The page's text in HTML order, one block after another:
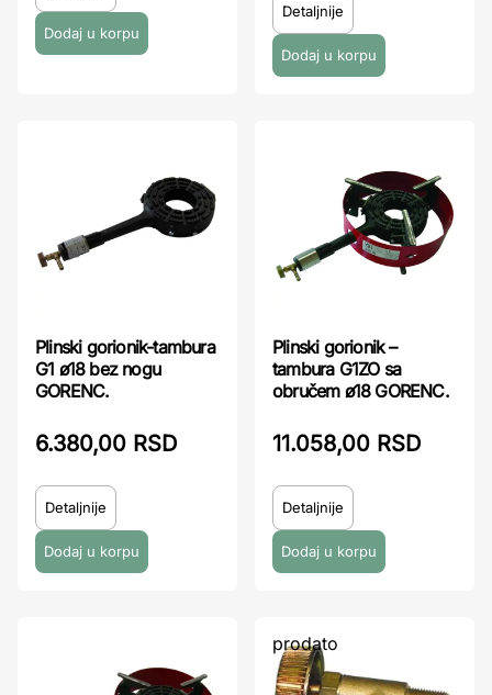
Detaljnije
Plinski gorionik-tambura
G1 ø18 bez nogu
GORENC.
6.380,00 RSD
Detaljnije
Plinski gorionik –
tambura G1ZO sa
obručem ø18 GORENC.
11.058,00 RSD
Detaljnije
prodato